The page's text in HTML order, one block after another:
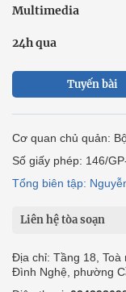
Multimedia
24h qua
Tuyến bài
Cơ quan chủ quản:
Số giấy phép: 146/
Tổng biên tập:
Liên hệ tòa soạn
Địa chỉ: Tầng 18, Toà
Đình Nghệ, phường